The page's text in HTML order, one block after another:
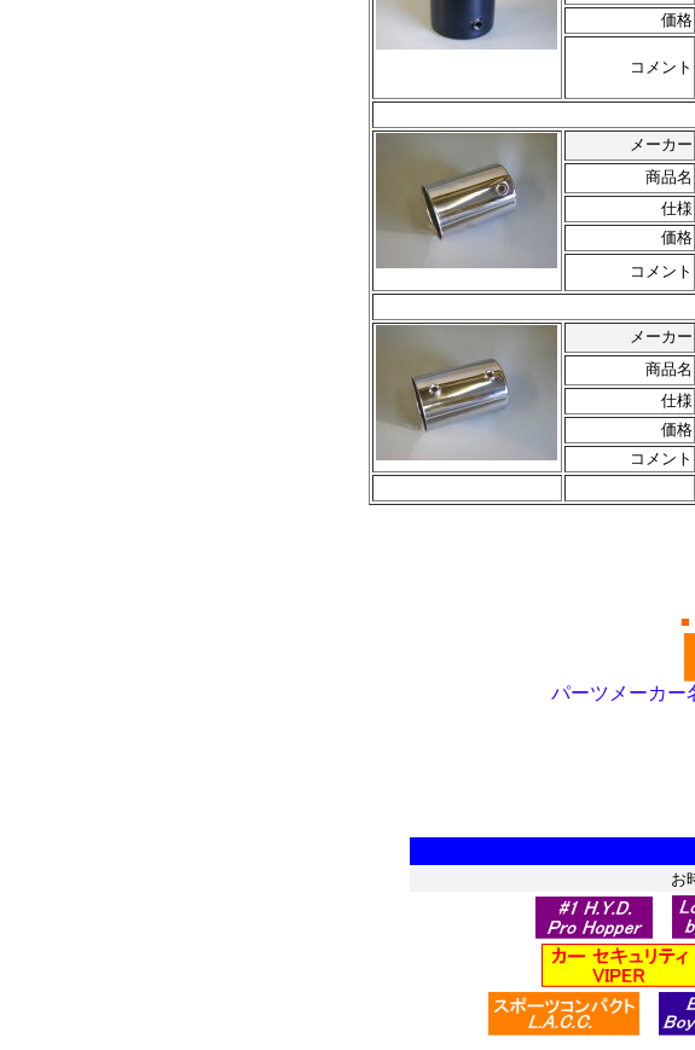
価格
コメント
メーカー
商品名
仕様
価格
コメント
メーカー
商品名
仕様
価格
コメント
■
パーツメーカー
お